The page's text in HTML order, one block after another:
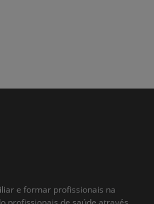
e formar profissionais na